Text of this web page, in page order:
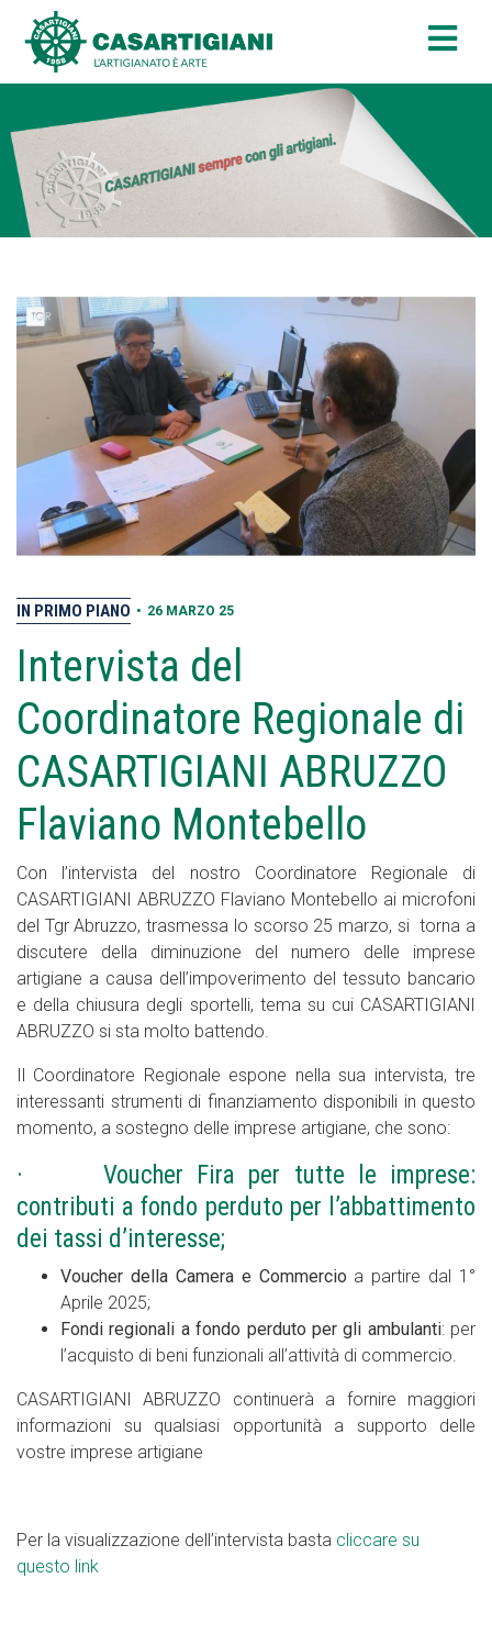
IN PRIMO PIANO • 26 MARZO 25
Intervista del
Coordinatore Regionale di
CASARTIGIANI ABRUZZO
Flaviano Montebello
Con l’intervista del nostro Coordinatore Regionale di
CASARTIGIANI ABRUZZO Flaviano Montebello ai microfoni
del Tgr Abruzzo, trasmessa lo scorso 25 marzo, si torna a
discutere della diminuzione del numero delle imprese
artigiane a causa dell’impoverimento del tessuto bancario
e della chiusura degli sportelli, tema su cui CASARTIGIANI
ABRUZZO si sta molto battendo.
Il Coordinatore Regionale espone nella sua intervista, tre
interessanti strumenti di finanziamento disponibili in questo
momento, a sostegno delle imprese artigiane, che sono:
· Voucher Fira per tutte le imprese:
contributi a fondo perduto per l’abbattimento
dei tassi d’interesse;
Voucher della Camera e Commercio a partire dal 1°
Aprile 2025;
Fondi regionali a fondo perduto per gli ambulanti: per
l’acquisto di beni funzionali all’attività di commercio.
CASARTIGIANI ABRUZZO continuerà a fornire maggiori
informazioni su qualsiasi opportunità a supporto delle
vostre imprese artigiane
Per la visualizzazione dell’intervista basta cliccare su
questo link